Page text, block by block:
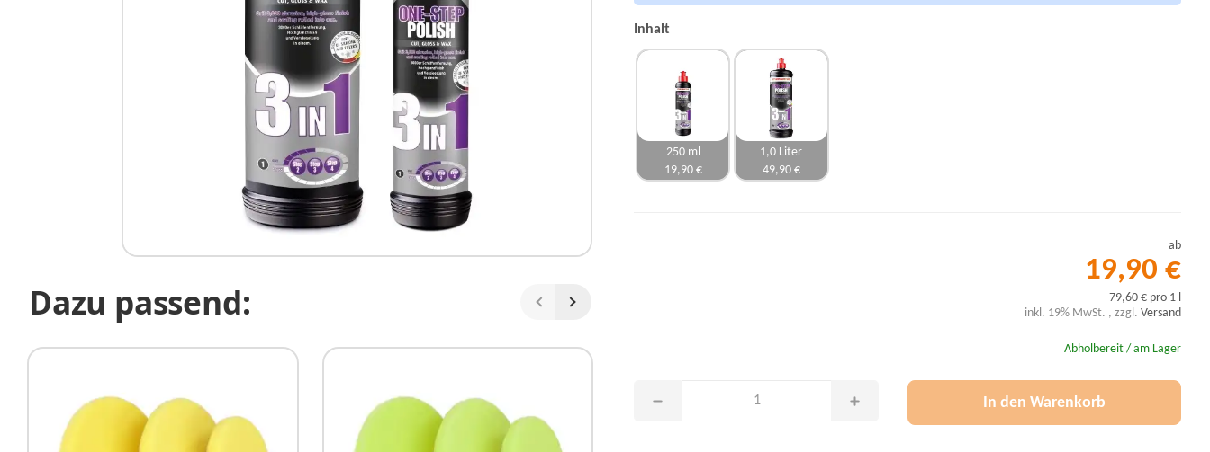
Dazu passend:
Inhalt
250 ml
19,90 €
1,0 Liter
49,90 €
ab
19,90 €
79,60 € pro 1 l
inkl. 19% MwSt. , zzgl. Versand
Abholbereit / am Lager
In den Warenkorb